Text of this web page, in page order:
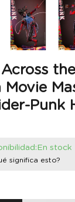
Movie
Punk
stock
significa esto?